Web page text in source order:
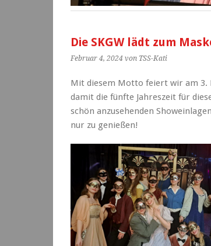
Die SKGW lädt zum
Februar 4, 2024 von TSS-Kati
Mit diesem Motto feiert wir am 3.
damit die fünfte Jahreszeit für
schön anzusehenden
nur zu genießen!